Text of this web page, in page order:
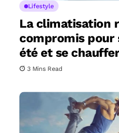
Lifestyle
La climatisation
compromis pour
été et se
3 Mins Read